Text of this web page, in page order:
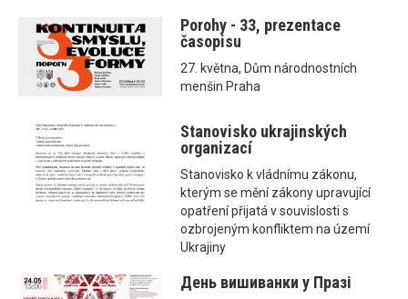
Porohy - 33, prezentace
časopisu
27. května, Dům národnostních
menšin Praha
Stanovisko ukrajinských
organizací
Stanovisko k vládnímu zákonu,
kterým se mění zákony upravující
opatření přijatá v souvislosti s
ozbrojeným konfliktem na území
Ukrajiny
День вишиванки у Празі